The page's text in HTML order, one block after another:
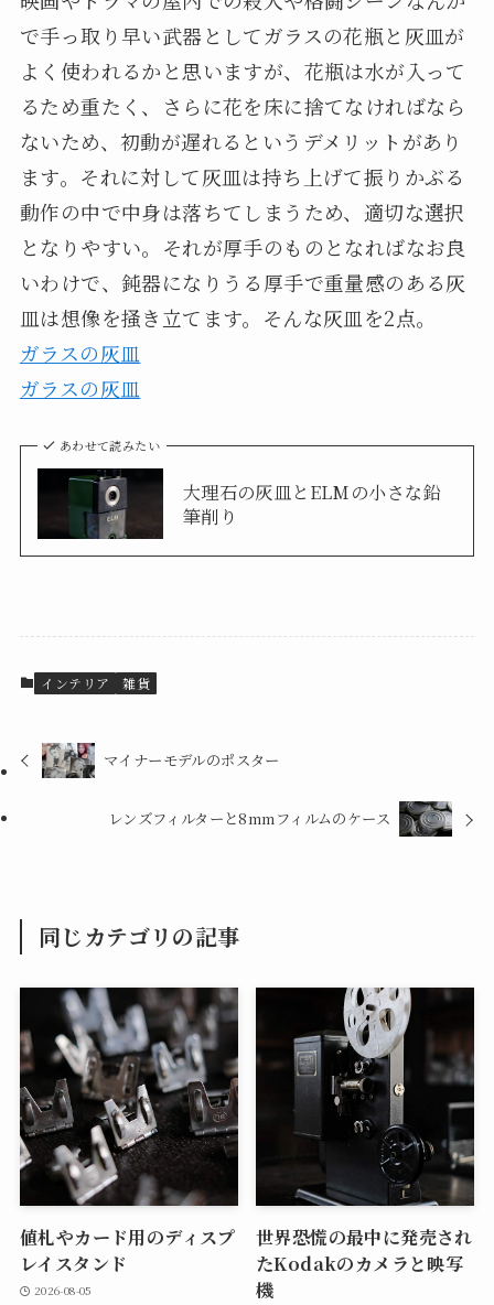
で手っ取り早い武器としてガラスの花瓶と灰皿が
よく使われるかと思いますが、花瓶は水が入って
るため重たく、さらに花を床に捨てなければなら
ないため、初動が遅れるというデメリットがあり
ます。それに対して灰皿は持ち上げて振りかぶる
動作の中で中身は落ちてしまうため、適切な選択
となりやすい。それが厚手のものとなればなお良
いわけで、鈍器になりうる厚手で重量感のある灰
皿は想像を掻き立てます。そんな灰皿を2点。
ガラスの灰皿
ガラスの灰皿
あわせて読みたい
大理石の灰皿とELMの小さな鉛
筆削り
インテリア 雑貨
マイナーモデルのポスター
レンズフィルターと8mmフィルムのケース
同じカテゴリの記事
値札やカード用のディスプ
レイスタンド
2026-08-05
世界恐慌の最中に発売され
たKodakのカメラと映写
機